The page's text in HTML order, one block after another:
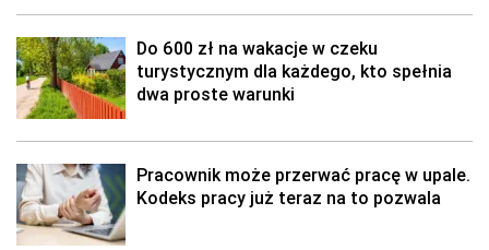
Do 600 zł na wakacje w czeku
turystycznym dla każdego, kto spełnia
dwa proste warunki
Pracownik może przerwać pracę w upale.
Kodeks pracy już teraz na to pozwala